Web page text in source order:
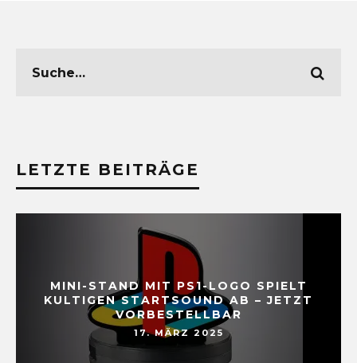
LETZTE BEITRÄGE
MINI-STAND MIT PS1-LOGO SPIELT
KULTIGEN STARTSOUND AB – JETZT
VORBESTELLBAR
17. MÄRZ 2025